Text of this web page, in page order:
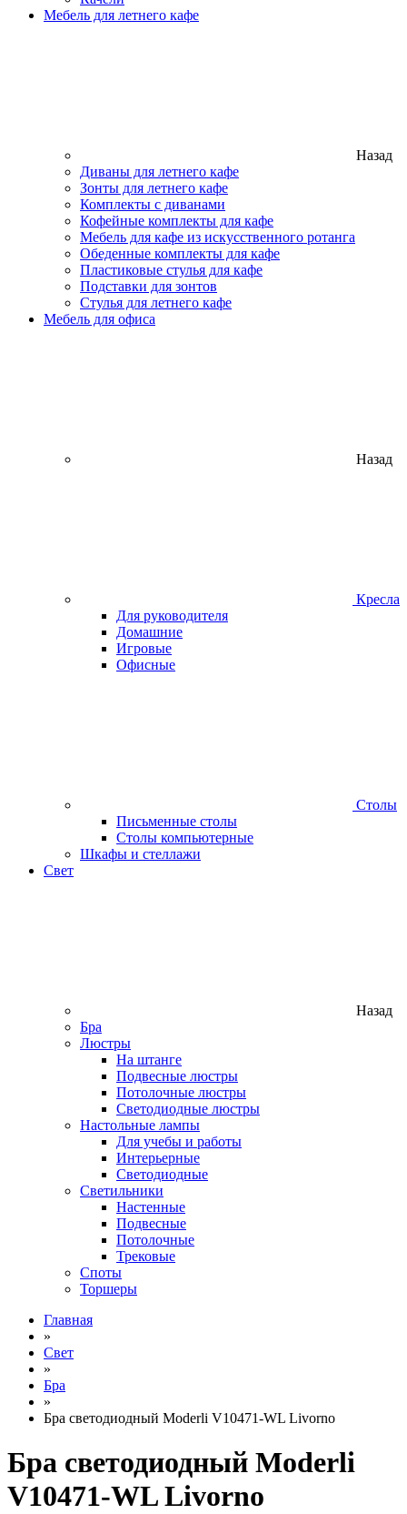
Мебель для летнего кафе
Назад
Диваны для летнего кафе
Зонты для летнего кафе
Комплекты с диванами
Кофейные комплекты для кафе
Мебель для кафе из искусственного ротанга
Обеденные комплекты для кафе
Пластиковые стулья для кафе
Подставки для зонтов
Стулья для летнего кафе
Мебель для офиса
Назад
Кресла
Для руководителя
Домашние
Игровые
Офисные
Столы
Письменные столы
Столы компьютерные
Шкафы и стеллажи
Свет
Назад
Бра
Люстры
На штанге
Подвесные люстры
Потолочные люстры
Светодиодные люстры
Настольные лампы
Для учебы и работы
Интерьерные
Светодиодные
Светильники
Настенные
Подвесные
Потолочные
Трековые
Споты
Торшеры
Главная
»
Свет
»
Бра
»
Бра светодиодный Moderli V10471-WL Livorno
Бра светодиодный Moderli
V10471-WL Livorno